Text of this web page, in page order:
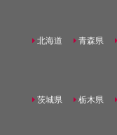
北海道 青森県
茨城県 栃木県